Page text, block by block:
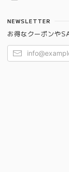
NEWSLETTER
お得なクーポンや